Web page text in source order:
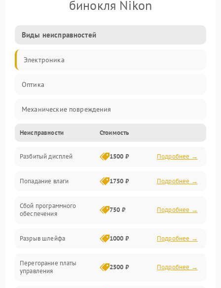
бинокля Nikon
Виды неисправностей
Электроника
Оптика
Механические повреждения
Видео
Механика
Управление
Электропитание
Неисправности Стоимость
Разбитый дисплей 1500 ₽ Подробнее →
Попадание влаги 1750 ₽ Подробнее →
Сбой программного
обеспечения
750 ₽ Подробнее →
Разрыв шлейфа 1000 ₽ Подробнее →
Перегорание платы
управления
2500 ₽ Подробнее →